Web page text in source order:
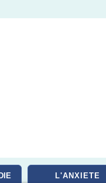
L'ANXIETE